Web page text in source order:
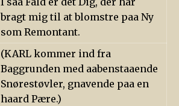
bragt mig til at blomstre paa Ny
som Remontant.
(KARL kommer ind fra
Baggrunden med aabenstaaende
Snørestøvler, gnavende paa en
haard Pære.)